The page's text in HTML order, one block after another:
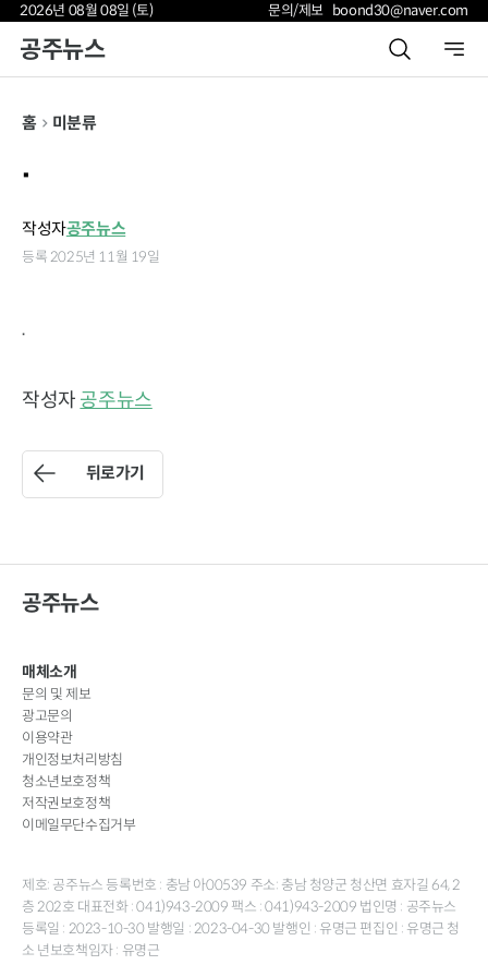
2026년 08월 08일 (토) 문의/제보 boond30@naver.com
공주뉴스
홈 미분류
.
작성자공주뉴스
등록 2025년 11월 19일
.
작성자 공주뉴스
뒤로가기
공주뉴스
매체소개
문의 및 제보
광고문의
이용약관
개인정보처리방침
청소년보호정책
저작권보호정책
이메일무단수집거부
제호: 공주뉴스 등록번호 : 충남 아00539 주소: 충남 청양군 청산면 효자길 64, 2
층 202호 대표전화 : 041)943-2009 팩스 : 041)943-2009 법인명 : 공주뉴스
등록일 : 2023-10-30 발행일 : 2023-04-30 발행인 : 유명근 편집인 : 유명근 청
소 년보호책임자 : 유명근